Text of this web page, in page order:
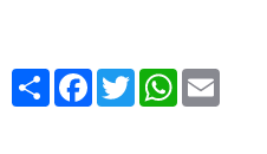
Compartilhe
Facebook
TwitterWhatsApp